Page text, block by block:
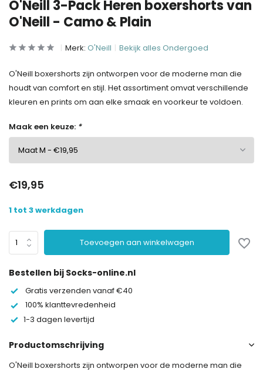
O'Neill 3-Pack Heren boxershorts van
O'Neill - Camo & Plain
Merk: O'Neill Bekijk alles Ondergoed
O'Neill boxershorts zijn ontworpen voor de moderne man die
houdt van comfort en stijl. Het assortiment omvat verschillende
kleuren en prints om aan elke smaak en voorkeur te voldoen.
Maak een keuze: *
€19,95
1 tot 3 werkdagen
Toevoegen aan winkelwagen
Bestellen bij Socks-online.nl
Gratis verzenden vanaf €40
100% klanttevredenheid
1-3 dagen levertijd
Productomschrijving
O'Neill boxershorts zijn ontworpen voor de moderne man die